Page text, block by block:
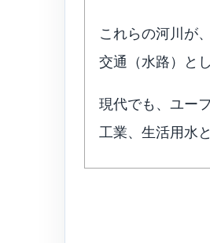
これらの河川が
交通（水路）と
現代でも、ユー
工業、生活用水